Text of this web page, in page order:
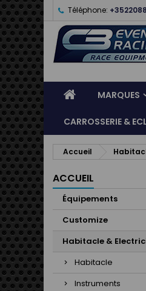
Téléphone:
MARQUES
CARROSSERIE &
Accueil
ACCUEIL
Équipements
Customize
Habitacle &
Habitacle
Instruments